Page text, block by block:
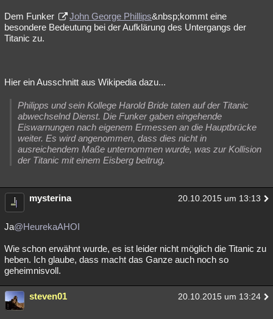
Dem Funker John George Phillips&nbsp;kommt eine
besondere Bedeutung bei der Aufklärung des Untergangs der
Titanic zu.
Hier ein Ausschnitt aus Wikipedia dazu...
Philipps und sein Kollege Harold Bride taten auf der Titanic
abwechselnd Dienst. Die Funker gaben eingehende
Eiswarnungen nach eigenem Ermessen an die Hauptbrücke
weiter. Es wird angenommen, dass dies nicht in
ausreichendem Maße unternommen wurde, was zur Kollision
der Titanic mit einem Eisberg beitrug.
mysterina 20.10.2015 um 13:13
Ja@HeurekaAHOI
Wie schon erwähnt wurde, es ist leider nicht möglich die Titanic zu
heben. Ich glaube, dass macht das Ganze auch noch so
geheimnisvoll.
steven01 20.10.2015 um 13:24